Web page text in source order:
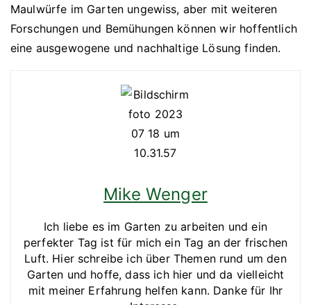
Maulwürfe im Garten ungewiss, aber mit weiteren
Forschungen und Bemühungen können wir hoffentlich
eine ausgewogene und nachhaltige Lösung finden.
Mike Wenger
Ich liebe es im Garten zu arbeiten und ein
perfekter Tag ist für mich ein Tag an der frischen
Luft. Hier schreibe ich über Themen rund um den
Garten und hoffe, dass ich hier und da vielleicht
mit meiner Erfahrung helfen kann. Danke für Ihr